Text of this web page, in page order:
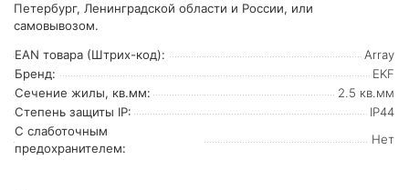
Петербург, Ленинградской области и России, или
самовывозом.
EAN товара (Штрих-код):
Array
Бренд:
EKF
Сечение жилы, кв.мм:
2.5 кв.мм
Степень защиты IP:
IP44
С слаботочным
предохранителем:
Нет